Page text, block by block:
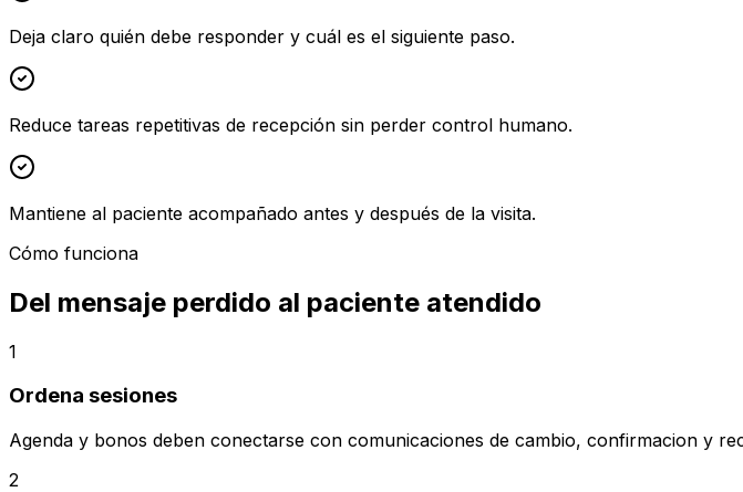
Deja claro quién debe responder y cuál es el siguiente paso.
Reduce tareas repetitivas de recepción sin perder control humano.
Mantiene al paciente acompañado antes y después de la visita.
Cómo funciona
Del mensaje perdido al paciente atendido
1
Ordena sesiones
Agenda y bonos deben conectarse con comunicaciones de cambio, confirmacion y
2